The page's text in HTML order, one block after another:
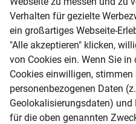
Postleitzahl
Ich habe die
Anfrage absenden
Verhalten für gezielte
ein großartiges Webseite-
"Alle akzeptieren" klicken,
von Cookies ein. Wenn Sie
Cookies einwilligen, stimmen
personenbezogenen Daten
Geolokalisierungsdaten)
für die oben genannten